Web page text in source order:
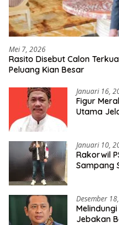
Mei 7, 2026
Rasito Disebut Calon
Peluang Kian Besar
Januari 16,
Figur
Utama
Januari 10,
Rakorwil
Sampang
Desember
Jebakan